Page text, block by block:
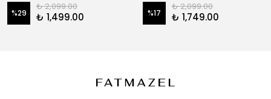
%29
₺ 2,099.00
₺ 1,499.00 %17
₺ 2,099.00
₺ 1,749.00